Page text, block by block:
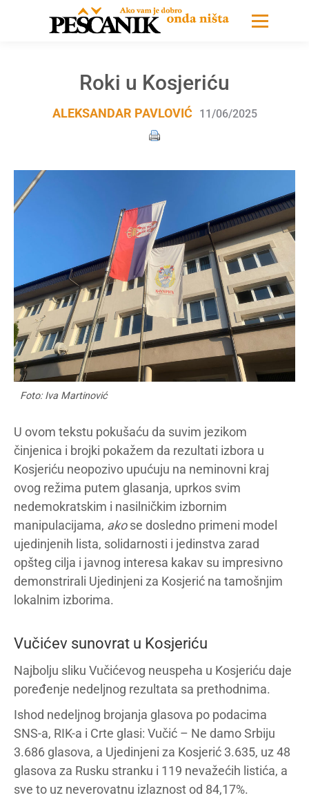
Roki u Kosjeriću
ALEKSANDAR PAVLOVIĆ 11/06/2025
Foto: Iva Martinović
U ovom tekstu pokušaću da suvim jezikom
činjenica i brojki pokažem da rezultati izbora u
Kosjeriću neopozivo upućuju na neminovni kraj
ovog režima putem glasanja, uprkos svim
nedemokratskim i nasilničkim izbornim
manipulacijama, akose dosledno primeni model
ujedinjenih lista, solidarnosti i jedinstva zarad
opšteg cilja i javnog interesa kakav su impresivno
demonstrirali Ujedinjeni za Kosjerić na tamošnjim
lokalnim izborima.
Vučićev sunovrat u Kosjeriću
Najbolju sliku Vučićevog neuspeha u Kosjeriću daje
poređenje nedeljnog rezultata sa prethodnima.
Ishod nedeljnog brojanja glasova po podacima
SNS-a, RIK-a i Crte glasi: Vučić – Ne damo Srbiju
3.686 glasova, a Ujedinjeni za Kosjerić 3.635, uz 48
glasova za Rusku stranku i 119 nevažećih listića, a
sve to uz neverovatnu izlaznost od 84,17%.